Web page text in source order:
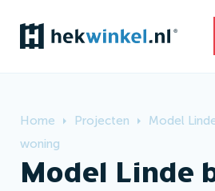
Home Projecten
Model
woning
Model Linde